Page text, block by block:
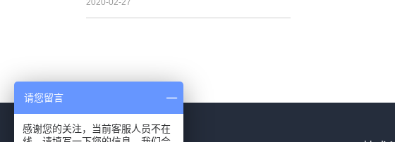
2020-02-27
请您留言
感谢您的关注，当前客服人员不在